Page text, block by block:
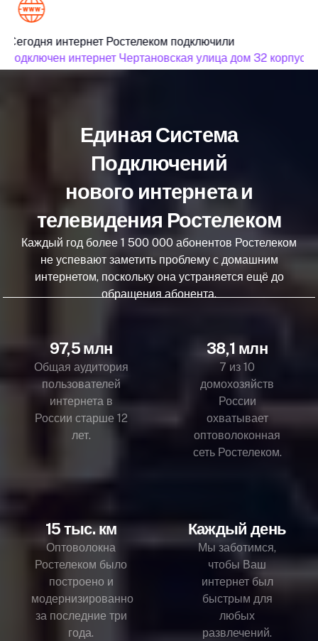
Сегодня интернет Ростелеком подключили
подключен интернет Чертановская улица дом 32 корпус 1
Единая Система
Подключений
нового интернета и
телевидения Ростелеком
Каждый год более 1 500 000 абонентов Ростелеком
не успевают заметить проблему с домашним
интернетом, поскольку она устраняется ещё до
обращения абонента.
97,5 млн
Общая аудитория
пользователей
интернета в
России старше 12
лет.
38,1 млн
7 из 10
домохозяйств
России
охватывает
оптоволоконная
сеть Ростелеком.
15 тыс. км
Оптоволокна
Ростелеком было
построено и
модернизированно
за последние три
года.
Каждый день
Мы заботимся,
чтобы Ваш
интернет был
быстрым для
любых
развлечений.